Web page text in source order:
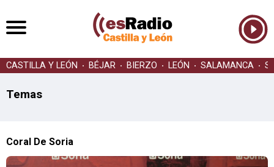
CASTILLA Y LEÓN BÉJAR BIERZO LEÓN SALAMANCA
Temas
Coral De Soria